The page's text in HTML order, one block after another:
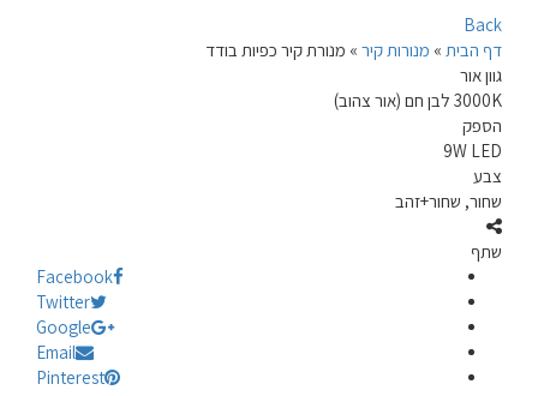
Back
דף הבית » מנורות קיר » מנורת קיר כפיות בודד
גוון אור
3000K לבן חם (אור צהוב)
הספק
9W LED
צבע
שחור, שחור+זהב
שתף
Facebook
Twitter
Google
Email
Pinterest